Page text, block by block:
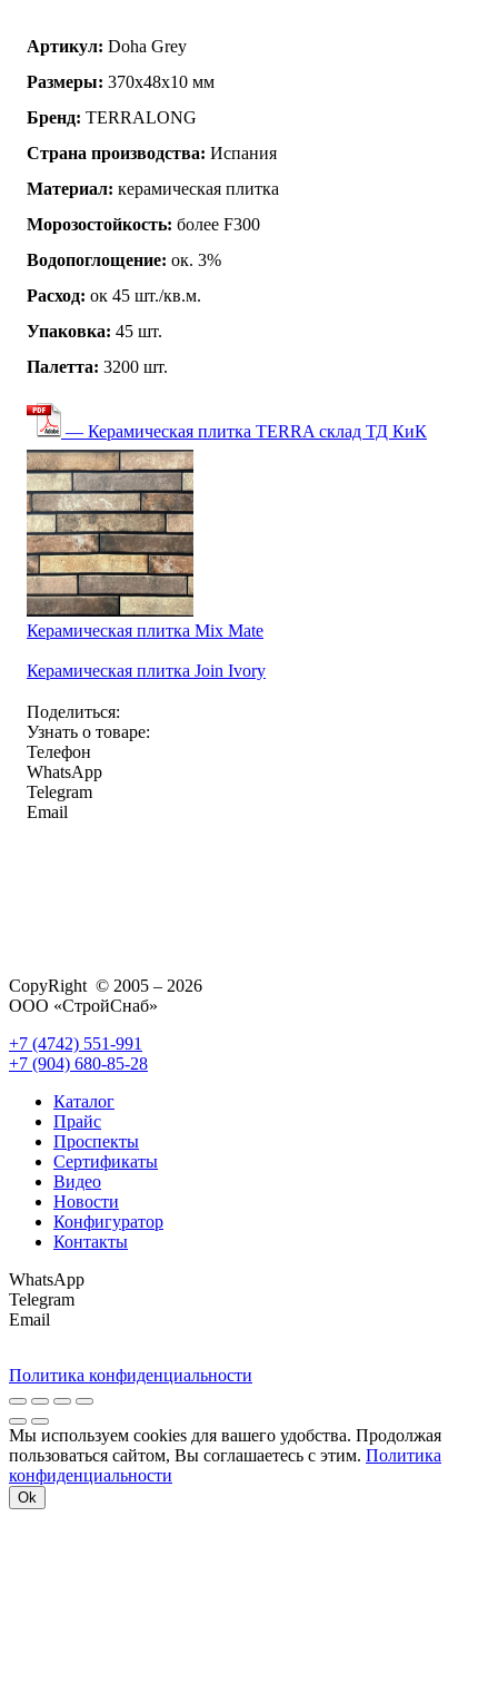
Артикул: Doha Grey
Размеры: 370х48х10 мм
Бренд: TERRALONG
Страна производства: Испания
Материал: керамическая плитка
Морозостойкость: более F300
Водопоглощение: ок. 3%
Расход: ок 45 шт./кв.м.
Упаковка: 45 шт.
Палетта: 3200 шт.
— Керамическая плитка TERRA склад ТД КиК
Керамическая плитка Mix Mate
Керамическая плитка Join Ivory
Поделиться:
Узнать о товаре:
Телефон
WhatsApp
Telegram
Email
CopyRight © 2005 – 2026
ООО «СтройСнаб»
+7 (4742) 551-991
+7 (904) 680-85-28
Каталог
Прайс
Проспекты
Сертификаты
Видео
Новости
Конфигуратор
Контакты
WhatsApp
Telegram
Email
Политика конфиденциальности
Мы используем cookies для вашего удобства. Продолжая
пользоваться сайтом, Вы соглашаетесь с этим. Политика
конфиденциальности
Ok